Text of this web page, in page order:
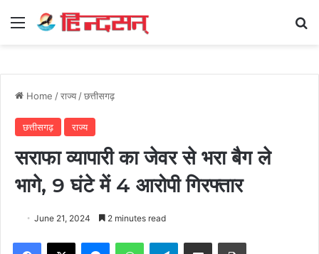
Menu
Home /राज्य /छत्तीसगढ़
छत्तीसगढ़ राज्य
सराफा व्यापारी का जेवर से भरा बैग ले
भागे, 9 घंटे में 4 आरोपी गिरफ्तार
June 21, 2024 2 minutes read
Facebook
X MessengerWhatsAppTelegramShare via Email Print